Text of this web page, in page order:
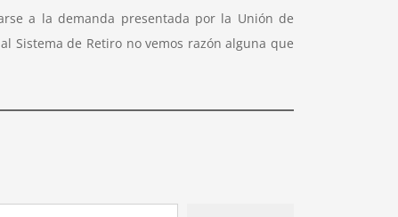
a la demanda presentada por la Unión de
Sistema de Retiro no vemos razón alguna que